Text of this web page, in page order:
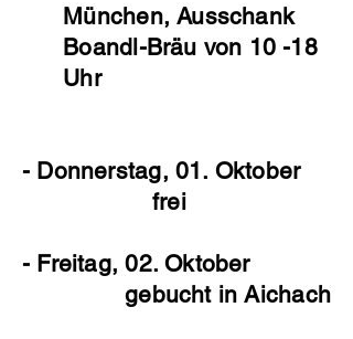
München, Ausschank
Boandl-Bräu von 10 -18
Uhr
- Donnerstag, 01. Oktober
frei
- Freitag, 02. Oktober
gebucht in Aichach